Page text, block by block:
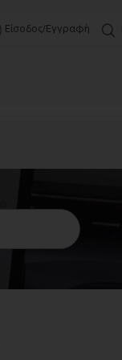
Είσοδος/Εγγραφή